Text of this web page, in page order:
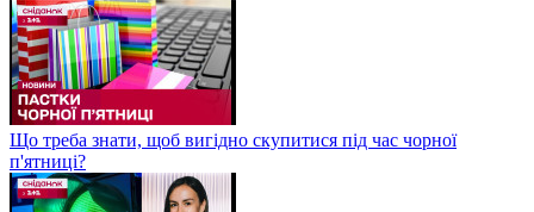
Що треба знати, щоб вигідно скупитися під час чорної
п'ятниці?